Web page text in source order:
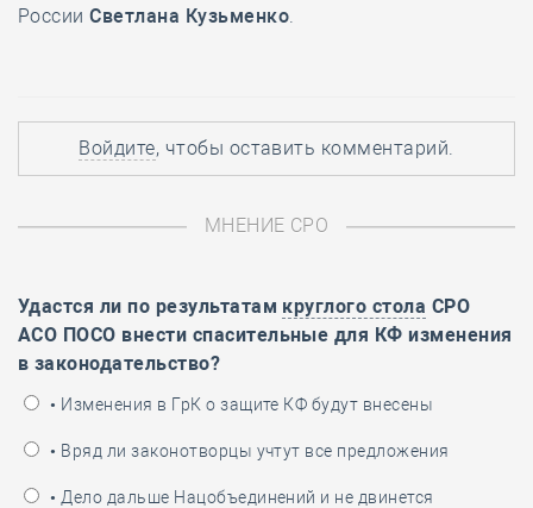
РоссииСветлана Кузьменко.
Войдите, чтобы оставить комментарий.
МНЕНИЕ СРО
Удастся ли по результатам круглого стола СРО
АСО ПОСО внести спасительные для КФ изменения
в законодательство?
• Изменения в ГрК о защите КФ будут внесены
• Вряд ли законотворцы учтут все предложения
• Дело дальше Нацобъединений и не двинется